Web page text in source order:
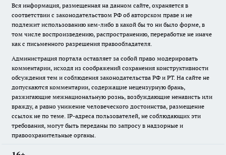
Вся информация, размещенная на данном сайте, охраняется в
соответствии с законодательством РФ об авторском праве и не
подлежит использованию кем-либо в какой бы то ни было форме, в
том числе воспроизведению, распространению, переработке не иначе
как с письменного разрешения правообладателя.
Администрация портала оставляет за собой право модерировать
комментарии, исходя из соображений сохранения конструктивности
обсуждения тем и соблюдения законодательства РФ и РТ. На сайте не
допускаются комментарии, содержащие нецензурную брань,
разжигающие межнациональную рознь, возбуждающие ненависть или
вражду, а равно унижение человеческого достоинства, размещение
ссылок не по теме. IP-адреса пользователей, не соблюдающих эти
требования, могут быть переданы по запросу в надзорные и
правоохранительные органы.